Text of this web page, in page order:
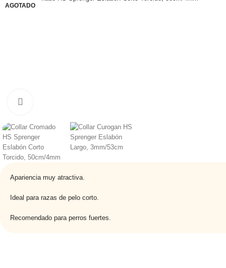
AGOTADO
Apariencia muy atractiva.
Ideal para razas de pelo corto.
Recomendado para perros fuertes.